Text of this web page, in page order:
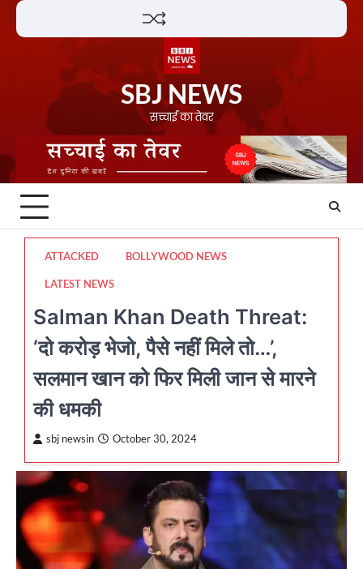
Skip
SBJ NEWS
सच्चाई का तेवर
ATTACKED BOLLYWOOD NEWS
LATEST NEWS
Salman Khan Death Threat:
‘दो करोड़ भेजो, पैसे नहीं मिले तो…’,
सलमान खान को फिर मिली जान से मारने
की धमकी
sbj newsin October 30, 2024